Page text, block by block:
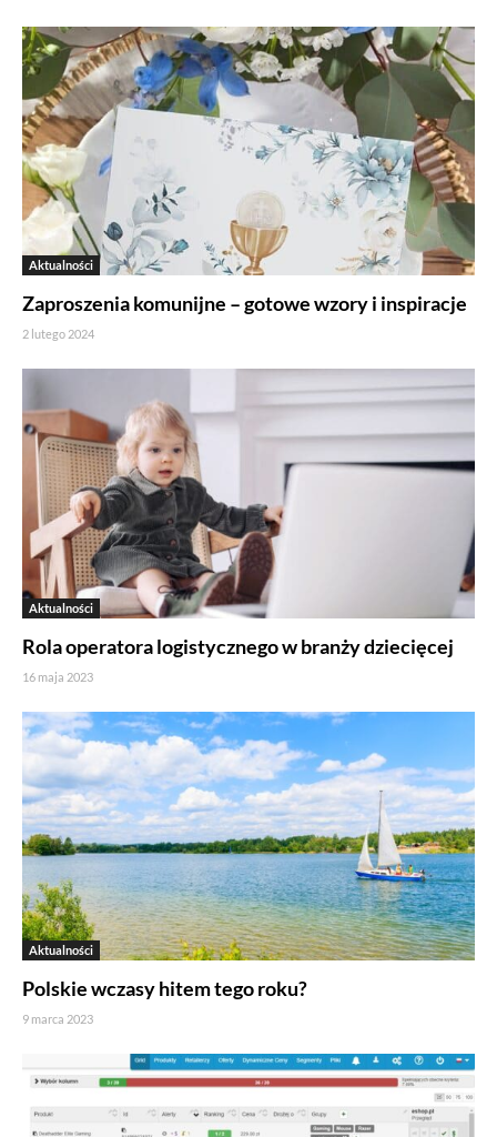
Aktualności
Zaproszenia komunijne – gotowe wzory i inspiracje
2 lutego 2024
Aktualności
Rola operatora logistycznego w branży dziecięcej
16 maja 2023
Aktualności
Polskie wczasy hitem tego roku?
9 marca 2023